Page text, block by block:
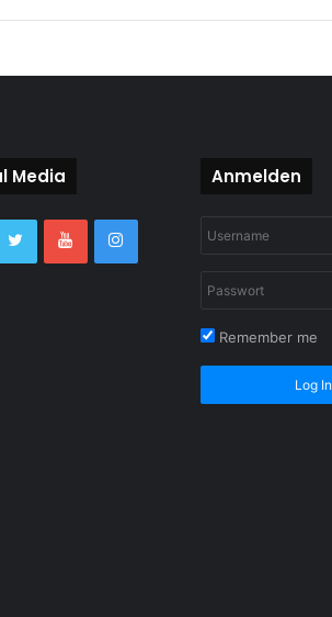
Media Anmelden
Remember me
Log In